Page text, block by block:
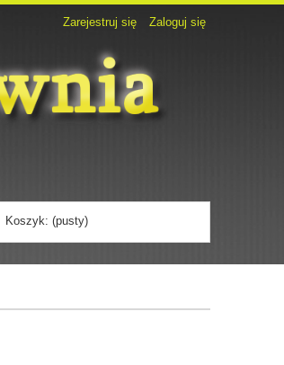
Zarejestruj się Zaloguj się
Koszyk: (pusty)